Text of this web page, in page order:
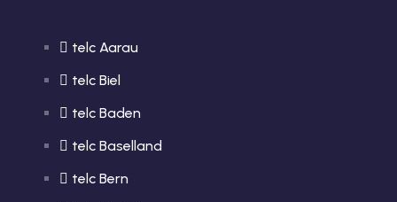
telc Aarau
telc Biel
telc Baden
telc Baselland
telc Bern